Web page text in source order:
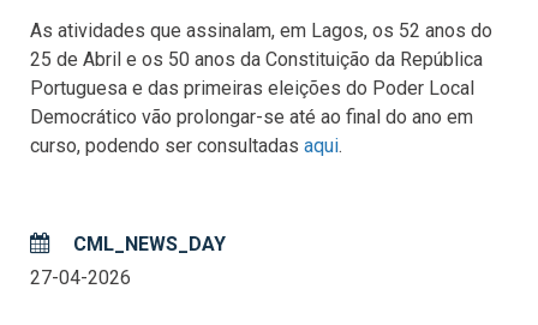
As atividades que assinalam, em Lagos, os 52 anos do
25 de Abril e os 50 anos da Constituição da República
Portuguesa e das primeiras eleições do Poder Local
Democrático vão prolongar-se até ao final do ano em
curso, podendo ser consultadas aqui.
CML_NEWS_DAY
27-04-2026